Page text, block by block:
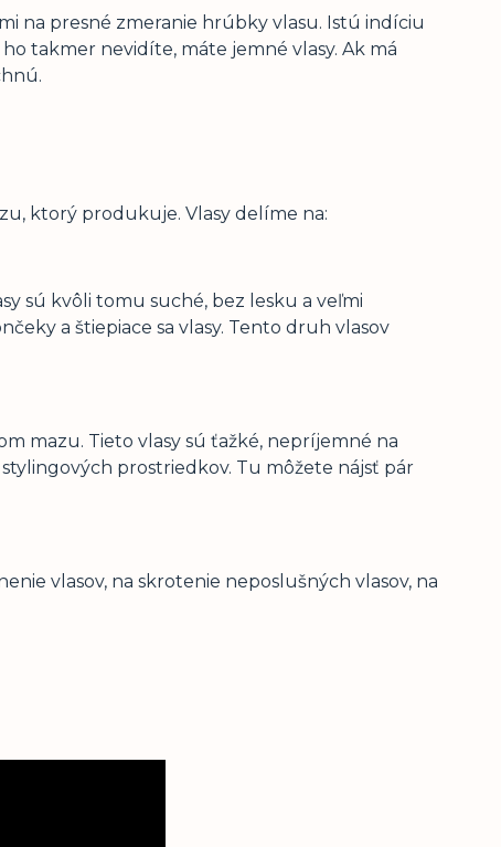
na presné zmeranie hrúbky vlasu. Istú indíciu
takmer nevidíte, máte jemné vlasy. Ak má
ktorý produkuje. Vlasy delíme na:
sú kvôli tomu suché, bez lesku a veľmi
a štiepiace sa vlasy. Tento druh vlasov
mazu. Tieto vlasy sú ťažké, nepríjemné na
prostriedkov. Tu môžete nájsť pár
vlasov, na skrotenie neposlušných vlasov, na